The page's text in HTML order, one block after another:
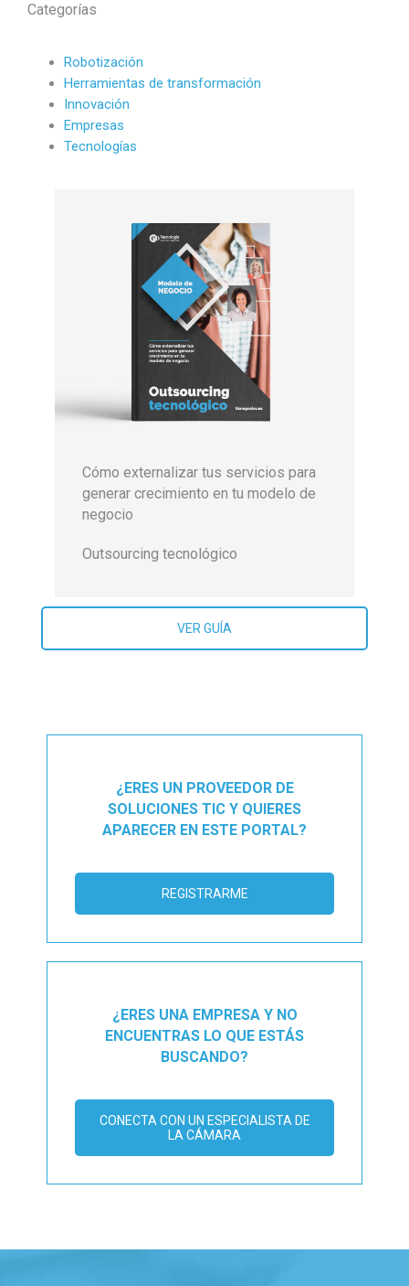
Categorías
Robotización
Herramientas de transformación
Innovación
Empresas
Tecnologías
Cómo externalizar tus servicios para
generar crecimiento en tu modelo de
negocio
Outsourcing tecnológico
VER GUÍA
¿ERES UN PROVEEDOR DE
SOLUCIONES TIC Y QUIERES
APARECER EN ESTE PORTAL?
REGISTRARME
¿ERES UNA EMPRESA Y NO
ENCUENTRAS LO QUE ESTÁS
BUSCANDO?
CONECTA CON UN ESPECIALISTA DE
LA CÁMARA